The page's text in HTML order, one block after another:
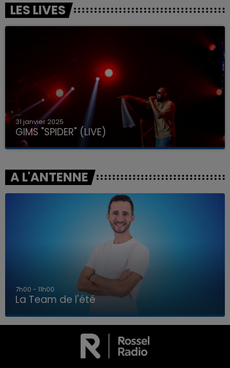
LA TEAM DE L'ÉTÉ
LES LIVES
31 janvier 2025
GIMS "SPIDER" (LIVE)
A L'ANTENNE
7h00 - 11h00
La Team de l'été